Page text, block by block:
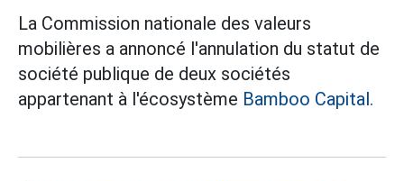
La Commission nationale des valeurs
mobilières a annoncé l'annulation du statut de
société publique de deux sociétés
appartenant à l'écosystème Bamboo Capital.